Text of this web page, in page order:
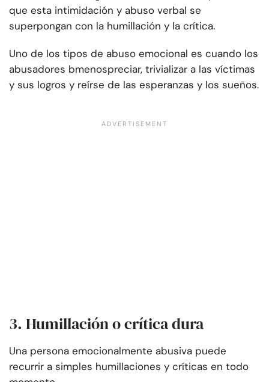
que esta intimidación y abuso verbal se
superpongan con la humillación y la crítica.
Uno de los tipos de abuso emocional es cuando los
abusadores bmenospreciar, trivializar a las víctimas
y sus logros y reírse de las esperanzas y los sueños.
3. Humillación o crítica dura
Una persona emocionalmente abusiva puede
recurrir a simples humillaciones y críticas en todo